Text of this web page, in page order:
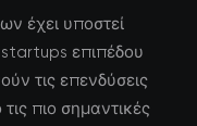
έχει υποστεί
startups επιπέδου
τις επενδύσεις
πιο σημαντικές